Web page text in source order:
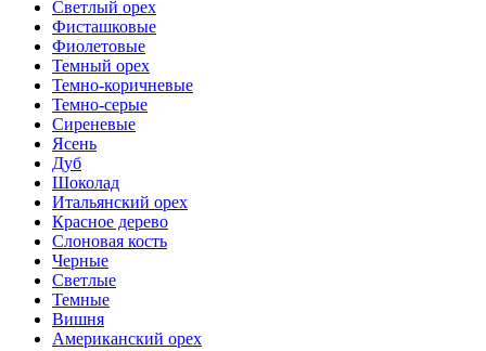
Светлый орех
Фисташковые
Фиолетовые
Темный орех
Темно-коричневые
Темно-серые
Сиреневые
Ясень
Дуб
Шоколад
Итальянский орех
Красное дерево
Слоновая кость
Черные
Светлые
Темные
Вишня
Американский орех